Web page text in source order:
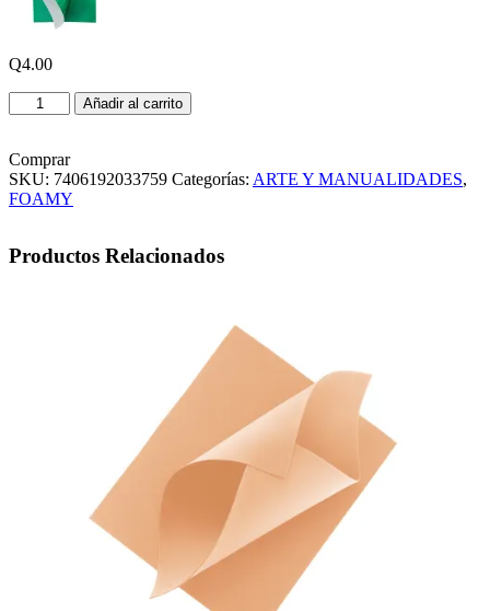
Q4.00
HOJA
DE
METALICO
VERDE
NAVIDEÑOUNIDAD
Añadir al carrito
Comprar
SKU: 7406192033759 Categorías: ARTE Y MANUALIDADES,
FOAMY
Productos Relacionados